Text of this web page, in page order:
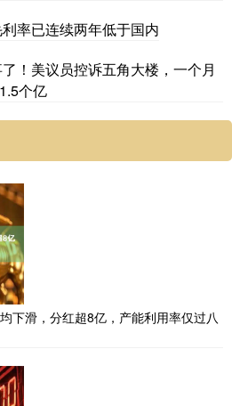
率已连续两年低于国内
！美议员控诉五角大楼，一个月
个亿
下滑，分红超8亿，产能利用率仅过八